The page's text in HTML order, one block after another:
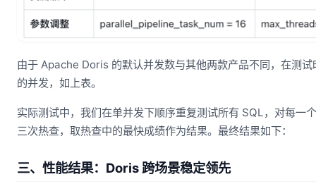
由于 Apache Doris 的默认并发数与其他两款产品不同，在测
的并发，如上表。
实际测试中，我们在单并发下顺序重复测试所有 SQL，对每一
三次热查，取热查中的最快成绩作为结果。最终结果如下：
三、性能结果：Doris 跨场景稳定领先